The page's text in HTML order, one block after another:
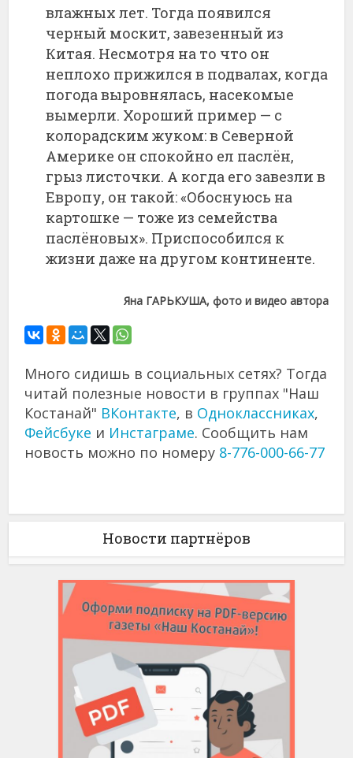
влажныхлет. Тогда появился
черный москит,завезенный из
Китая. Несмотря на то что он
неплохо прижилсяв подвалах, когда
погодавыровнялась, насекомые
вымерли. Хороший пример — с
колорадскимжуком:в Северной
Америке он спокойно ел паслён,
грызлисточки. А когда егозавезлив
Европу, он такой: «Обоснуюсь на
картошке — тоже из семейства
паслёновых». Приспособился к
жизни даже на другом континенте.
Яна ГАРЬКУША, фото и видео автора
Много сидишь в социальных сетях? Тогда
читай полезные новости в группах "Наш
Костанай" ВКонтакте, в Одноклассниках,
Фейсбуке и Инстаграме. Сообщить нам
новость можно по номеру 8-776-000-66-77
Новости партнёров